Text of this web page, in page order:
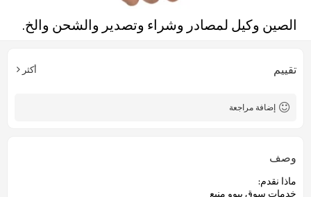
الصين وكيل لمصادر وشراء وتصدير والشحن والخ.
تقييم أكثر
إضافة مراجعة
وصف
ماذا نقدم:
خدمات سوق ييوو منبع